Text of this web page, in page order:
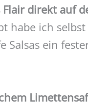
direkt auf
habe ich
ein